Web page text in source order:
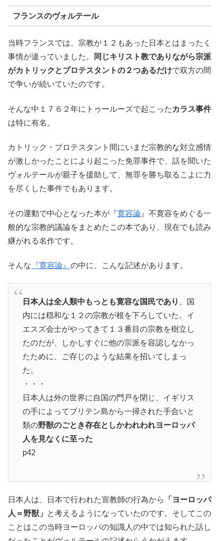
フランスのヴォルテール
当時フランスでは、宗教が１２もあった日本とはまったく
事情が違っていました。
同じキリスト教でありながら宗派
がカトリックとプロテスタントの２つあるだけで双方の間
で争いが続いていたのです。
そんな中１７６２年にトゥールーズで起こった カラス事件
は特に有名。
カトリック・プロテスタント間にいまだ宗教的な対立感情
が激しかったことにより起こった免罪事件で、話を聞いた
ヴォルテールが親子を援助して、無罪を勝ち取るこよに力
を尽くした事件でもあります。
その運動で中心となった本が『寛容論 』不寛容をめぐる一
般的な宗教的議論をまとめたこの本であり、現在でも読み
継がれる名作です。
そんな 『寛容論』 の中に、こんな記述があります。
日本人は全人類中もっとも寛容な国民であり
、国
内には穏和な１２の宗教が根を下ろしていた。イ
エスズ会士がやってきて１３番目の宗教を樹立し
たのだが、しかしすぐに他の宗派を容認しなかっ
たために、ご存じのような結果を招いてしまっ
た。
・・・
日本人は外の世界に自国の門戸を閉じ、イギリス
の手によってブリテン島から一掃された手合いと
類の野獣のごとき存在としかわれわれヨーロッパ
人を見なくに至った
p42
日本人は、日本で行われた宣教師の行為から
「ヨーロッパ
人＝野獣」
と考えるようになっていたのです。そしてこの
ことはこの当時ヨーロッパの知識人の中では知られた話し